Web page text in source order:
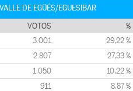
DE EGÜÉS/EGUESIBAR
VOTOS %
3.001 29,22 %
2.807 27,33 %
1.050 10,22 %
911 8,87 %